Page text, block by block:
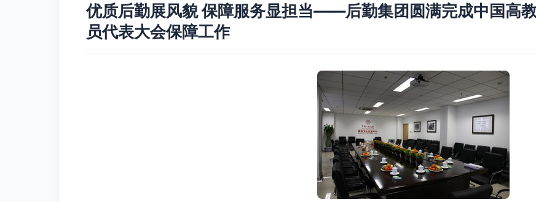
优质后勤展风貌 保障服务显担当——后勤集团圆满完成中国高
员代表大会保障工作